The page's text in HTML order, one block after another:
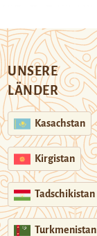
UNSERE
LÄNDER
Kasachstan
Kirgistan
Tadschikistan
Turkmenistan